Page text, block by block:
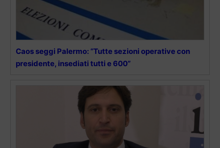
Caos seggi Palermo: “Tutte sezioni operative con
presidente, insediati tutti e 600”